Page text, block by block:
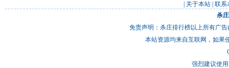
关于本站 联系
杀
免责声明：杀庄排行榜以上所有广
本站资源均来自互联网，如果
强烈建议使